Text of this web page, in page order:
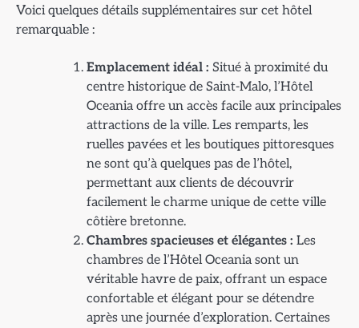
Voici quelques détails supplémentaires sur cet hôtel
remarquable :
Emplacement idéal : Situé à proximité du
centre historique de Saint-Malo, l’Hôtel
Oceania offre un accès facile aux principales
attractions de la ville. Les remparts, les
ruelles pavées et les boutiques pittoresques
ne sont qu’à quelques pas de l’hôtel,
permettant aux clients de découvrir
facilement le charme unique de cette ville
côtière bretonne.
Chambres spacieuses et élégantes : Les
chambres de l’Hôtel Oceania sont un
véritable havre de paix, offrant un espace
confortable et élégant pour se détendre
après une journée d’exploration. Certaines